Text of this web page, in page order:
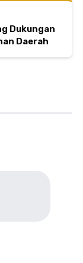
Dukungan
Daerah